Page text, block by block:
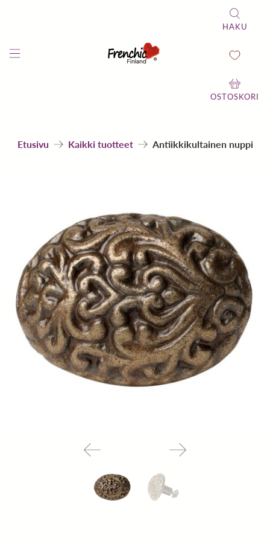
HAKU
OSTOSKORI
Etusivu Kaikki tuotteet Antiikkikultainen nuppi